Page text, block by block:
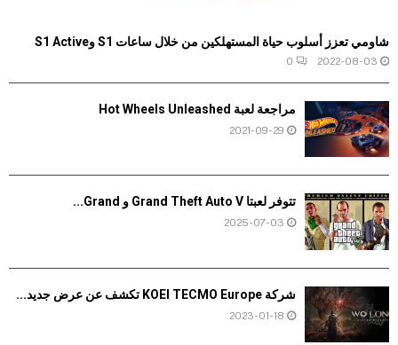
شاومي تعزز أسلوب حياة المستهلكين من خلال ساعات S1 وS1 Active
2022-08-03
0
مراجعة لعبة Hot Wheels Unleashed
2021-09-29
تتوفر لعبتا Grand Theft Auto V و Grand...
2025-07-03
شركة KOEI TECMO Europe تكشف عن عرض جديد...
2023-01-18